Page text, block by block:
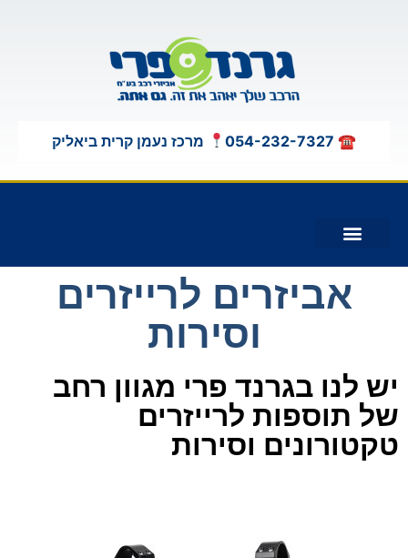
☎ 054-232-7327 מרכז נעמן קרית ביאליק
אביזרים לרייזרים
וסירות
יש לנו בגרנד פרי מגוון רחב
של תוספות לרייזרים
טקטורונים וסירות